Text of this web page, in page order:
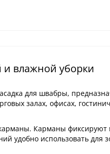
влажной уборки
для швабры,
залах, офисах,
Карманы
удобно использовать для